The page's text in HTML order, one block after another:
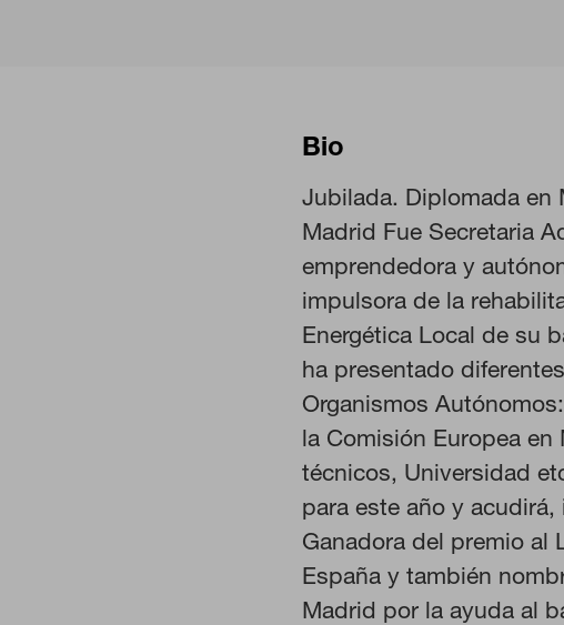
Bio
Jubilada. Diplomada en
Madrid Fue Secretaria
emprendedora y
impulsora de la
Energética Local de su
ha presentado
Organismos
la Comisión Europea
técnicos, Universidad
para este año y
Ganadora del premio al
España y también
Madrid por la ayuda al
CONFIGURACIÓN DE COOKIES
Cookies necesarias
Estas cookies son necesarias para que
navegador para bloquear o alertar
información de identificación personal.
Estas cookies nos permiten contar las
ayudan a saber qué páginas son las